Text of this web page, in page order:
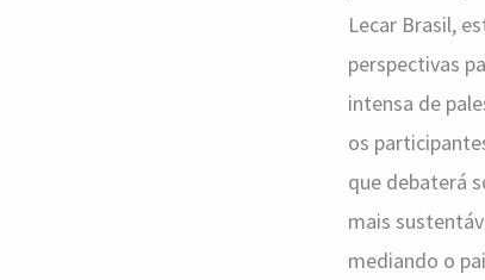
Lecar Brasil,
perspectivas
intensa de
os
que debaterá
mais
mediando o